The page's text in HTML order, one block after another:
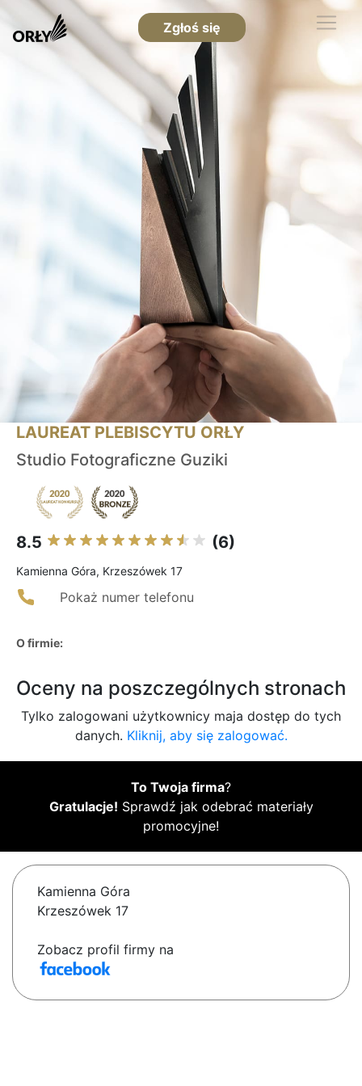
Zgłoś się
LAUREAT PLEBISCYTU ORŁY
Studio Fotograficzne Guziki
8.5 (6)
Kamienna Góra, Krzeszówek 17
Pokaż numer telefonu
O firmie:
Oceny na poszczególnych stronach
Tylko zalogowani użytkownicy maja dostęp do tych
danych. Kliknij, aby się zalogować.
To Twoja firma?
Gratulacje! Sprawdź jak odebrać materiały
promocyjne!
Kamienna Góra
Krzeszówek 17
Zobacz profil firmy na